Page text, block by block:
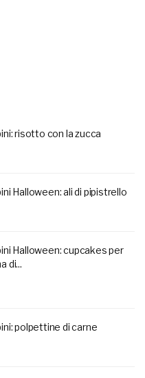
risotto con la zucca
Halloween: ali di pipistrello
Halloween: cupcakes per
di...
polpettine di carne